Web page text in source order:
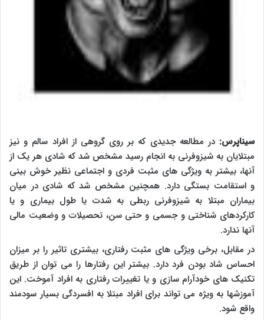
سیناپرس:در مطالعه جدیدی که بر روی گروهی از افراد سالم و نیز
مبتلایان به شیزوفرنی به انجام رسید مشخص شد که شادی هر یک از
آنها، بیشتر به ویژگی های مثبت فردی و اجتماعی نظیر خوش بینی
و استقامت بستگی دارد. همچنین مشخص شد که شادی در میان
بیماران مبتلا به شیزوفرنی ربطی به شدت یا طول بیماری و یا
کارکردهای شناختی و جسمی و حتی سن، تحصیلات و وضعیت مالی
آنها ندارد.
در مقابل، برخی ویژگی های مثبت رفتاری، بیشتری تاثیر را بر میزان
احساس شاد بودن فرد دارد. بیشتر این رفتارها را می توان از طریق
تکنیک های خودآرام سازی و یا تغییرات رفتاری به افراد آموخت. این
آموزشها به ویژه می تواند برای افراد مبتلا به افسردگی بسیار سودمند
واقع شود.